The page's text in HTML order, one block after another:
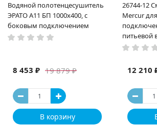
Водяной полотенцесушитель
ЭРАТО А11 БП 1000x400, с
боковым подключением
19 879 ₽
8 453 ₽
В корзину
26744-12
Mercur
питьевой
12 210